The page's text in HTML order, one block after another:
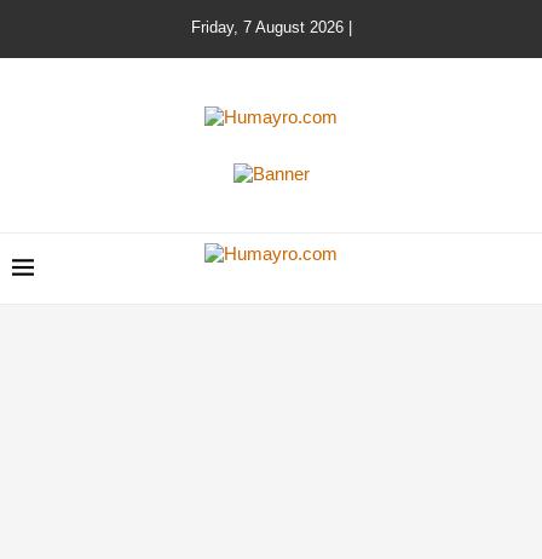
Friday, 7 August 2026 |